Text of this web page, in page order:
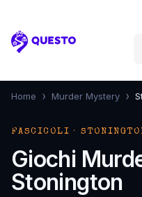
Questo
Home › Murder Mystery ›
FASCICOLI ·
Giochi
Stonington